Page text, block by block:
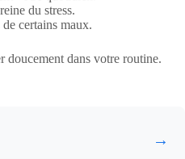
du stress.
certains maux.
doucement dans votre routine.
→